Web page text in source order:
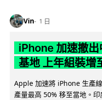
Vin 1 日
iPhone 加速撤
基地 上年組裝
Apple 加速將 iPhone 生產
產量最高 50% 移至當地。